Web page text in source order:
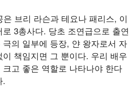
브리 라슨과 테요나 패리스, 이
3총사다. 당초 조연급으로 출연
의 일부에 등장, 얀 왕자로서 자
책임지면 그 뿐이다. 우리 배우
고 좋은 역할로 나타나야 한다
.